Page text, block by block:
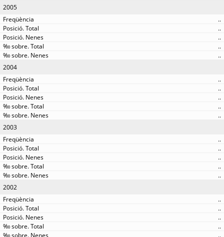
2005
..
..
..
..
..
2004
..
..
..
..
..
2003
..
..
..
..
..
2002
..
..
..
..
..